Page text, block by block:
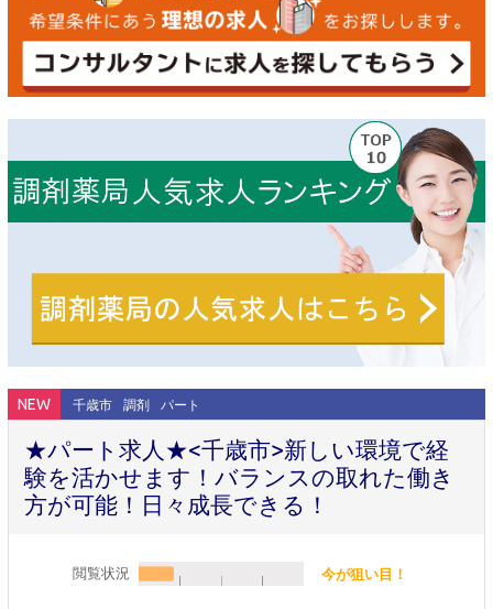
NEW 千歳市 調剤 パート
★パート求人★<千歳市>新しい環境で経
験を活かせます！バランスの取れた働き
方が可能！日々成長できる！
閲覧状況 今が狙い目！